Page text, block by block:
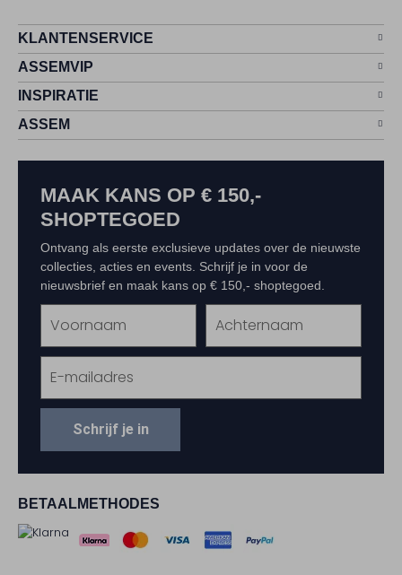
KLANTENSERVICE
ASSEMVIP
INSPIRATIE
ASSEM
BETAALMETHODES
MAAK KANS OP € 150,-
SHOPTEGOED
Ontvang als eerste exclusieve updates over de nieuwste
collecties, acties en events. Schrijf je in voor de
nieuwsbrief en maak kans op € 150,- shoptegoed.
Schrijf je in